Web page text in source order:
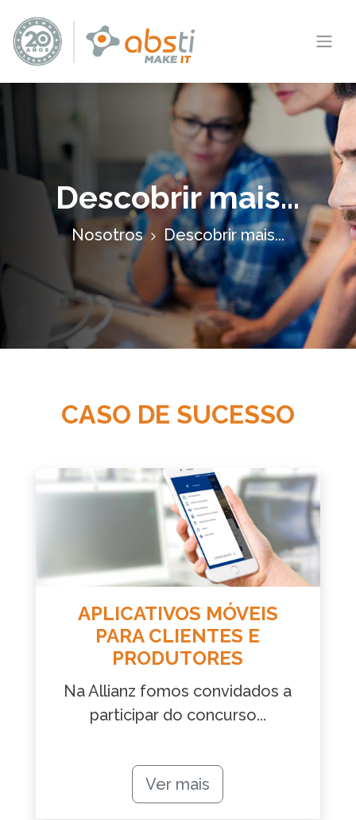
Descobrir mais...
Nosotros Descobrir mais...
CASO DE SUCESSO
APLICATIVOS MÓVEIS
PARA CLIENTES E
PRODUTORES
Na Allianz fomos convidados a
participar do concurso...
Ver mais